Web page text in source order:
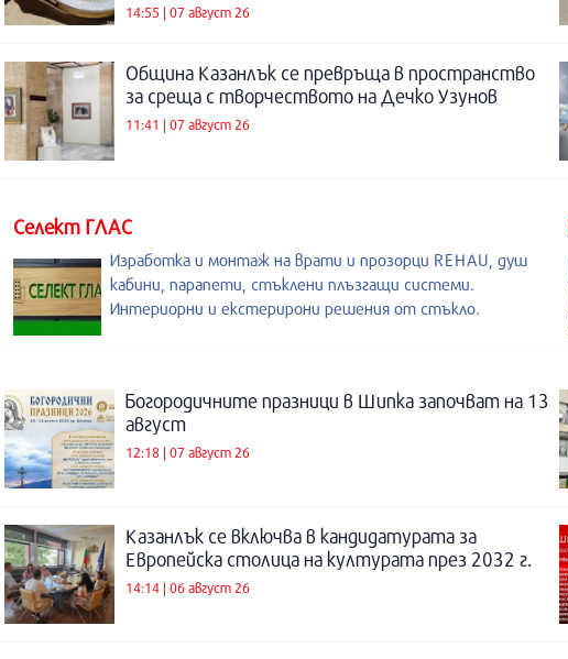
14:55 | 07 август 26
Община Казанлък се превръща в пространство
за среща с творчеството на Дечко Узунов
11:41 | 07 август 26
Селект ГЛАС
Изработка и монтаж на врати и прозорци REHAU, душ
кабини, парапети, стъклени плъзгащи системи.
Интериорни и екстерирони решения от стъкло.
Богородичните празници в Шипка започват на 13
август
12:18 | 07 август 26
Казанлък се включва в кандидатурата за
Европейска столица на културата през 2032 г.
14:14 | 06 август 26